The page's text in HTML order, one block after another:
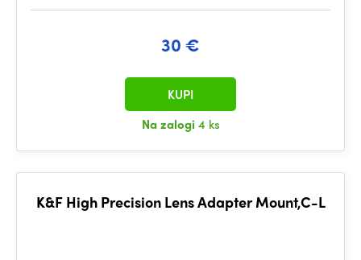
30 €
Na zalogi 4 ks
KUPI
K&F High Precision Lens Adapter Mount,C-L